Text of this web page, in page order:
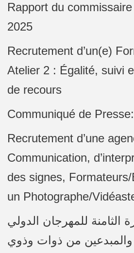
Rapport du
2025
Recrutement d’un(e)
Atelier 2 : Égalité, suivi
de recours
Communiqué de
Recrutement d’une
Communication,
des signes, Formateurs/
un Photographe/
الثامنة للمهرجان الدولي
والمبدعين من ذوات وذوي